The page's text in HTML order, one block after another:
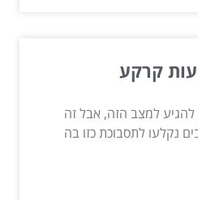
קרקע
למצב הזה, אבל זה
נקלעו לתסבוכת כזו בה